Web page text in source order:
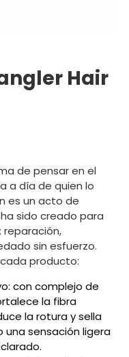
Hair
de pensar en el
a día de quien lo
es un acto de
sido creado para
reparación,
sin esfuerzo.
producto:
con complejo de
la fibra
la rotura y sella
una sensación ligera